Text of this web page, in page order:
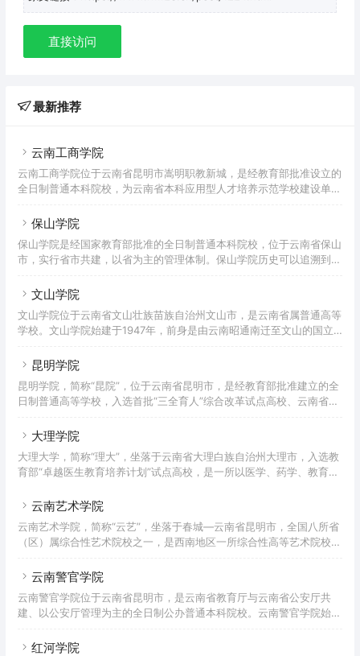
直接访问
最新推荐
云南工商学院
云南工商学院位于云南省昆明市嵩明职教新城，是经教育部批准设立的
全日制普通本科院校，为云南省本科应用型人才培养示范学校建设单
经云南省人民政府批准成立云南爱因森软件职业学院，2011年云南爱
地面积1103亩，总占地面积109.70万平方米，纸质图书200万册，教
学、科研仪器设备资产总值约12724.32万元；下设9个二级学院，有本
保山学院
保山学院是经国家教育部批准的全日制普通本科院校，位于云南省保山
市，实行省市共建，以省为主的管理体制。保山学院历史可以追溯到
校，为云南省最早成立的四所师专之一。2009年4月，经教育部批准升
示，学校有校舍建筑面积26.13万平方米，教学科研仪器设备总值
9508.97万元，馆藏纸质图书110.27万册；有15个二级学院，48个本
文山学院
文山学院位于云南省文山壮族苗族自治州文山市，是云南省属普通高等
学校。文山学院始建于1947年，前身是由云南昭通南迁至文山的国立
范专科学校、文山师范高等专科学校几个阶段。2009年学校成为全日
877.25亩，校舍面积25.76万平方米；下设11个教学部门，41个本科专
业。有教职工593人，有全日制本专科学生9256人。
昆明学院
昆明学院，简称“昆院”，位于云南省昆明市，是经教育部批准建立的全
日制普通高等学校，入选首批“三全育人”综合改革试点高校、云南省应
用型高校联盟理事长单位，全国新建本科院校联盟、全国地方院校教师
年5月建立的昆明师范高等专科学校和1984年3月建立的昆明大学，
2004年5月经教育部批准，在昆明师范高等专科学校和昆明大学合并的
大理学院
大理大学，简称“理大”，坐落于云南省大理白族自治州大理市，入选教
育部“卓越医生教育培养计划”试点高校，是一所以医学、药学、教育学
调发展的综合性本科学校，为省州共建高等院校。学校前身是1978年
批准，大理医学院与大理师范高等专科学校合并组建为大理学院，大理
工业学校、云南广播电视大学大理分校并入该校。2003年获批硕士学
云南艺术学院
云南艺术学院，简称“云艺”，坐落于春城—云南省昆明市，全国八所省
（区）属综合性艺术院校之一，是西南地区一所综合性高等艺术院校，
地、社会艺术水平考级机构，是中国-东盟艺术高校联盟、中俄艺术高
盟、中国舞台美术教育联盟成员高校。学院办学最早可追溯于1938年
的西南联合大学师范学院，主体始建于1959年的云南艺术学院，1963
云南警官学院
云南警官学院位于云南省昆明市，是云南省教育厅与云南省公安厅共
建、以公安厅管理为主的全日制公办普通本科院校。云南警官学院始建
2003年升格为本科院校并更为现名；2013年该校取得招收警务硕士专
红河学院